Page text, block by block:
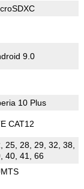
9.0
10 Plus
CAT12
25, 28, 29, 32, 38,
40, 41, 66